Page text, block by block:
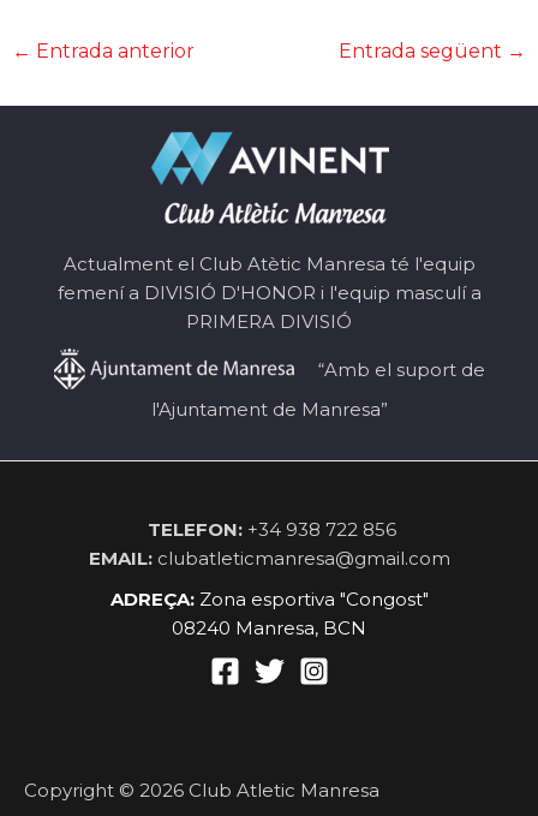
← Entrada anterior Entrada següent →
Actualment el Club Atètic Manresa té l'equip
femení a DIVISIÓ D'HONOR i l'equip masculí a
PRIMERA DIVISIÓ
“Amb el suport de
l'Ajuntament de Manresa”
TELEFON:+34 938 722 856
EMAIL:clubatleticmanresa@gmail.com
ADREÇA:Zona esportiva "Congost"
08240 Manresa, BCN
Copyright © 2026 Club Atletic Manresa